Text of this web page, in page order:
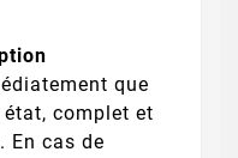
que
état, complet et
En cas de